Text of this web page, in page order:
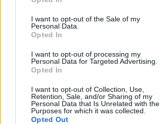
I want to opt-out of the Sale of my
Personal Data.
Opted In
I want to opt-out of processing my
Personal Data for Targeted Advertising.
Opted In
I want to opt-out of Collection, Use,
Retention, Sale, and/or Sharing of my
Personal Data that Is Unrelated with the
Purposes for which it was collected.
Opted Out